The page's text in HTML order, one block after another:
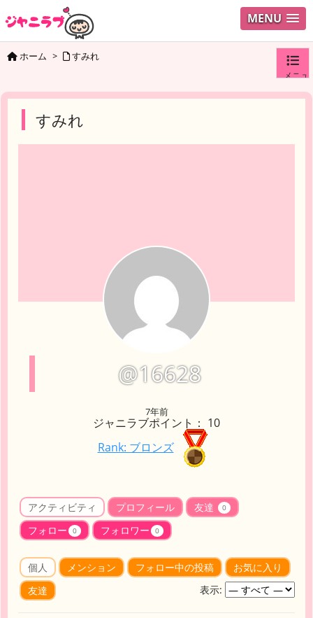
MENU
メニュ
ホーム > すみれ
すみれ
@16628
7年前
ジャニラブポイント： 10
Rank: ブロンズ
アクティビティ プロフィール 友達 0
フォロー 0 フォロワー 0
個人 メンション フォロー中の投稿
お気に入り
友達
表示: